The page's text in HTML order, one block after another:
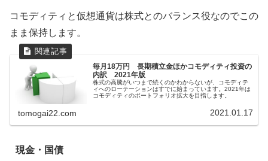
コモディティと仮想通貨は株式とのバランス役なのでこの
まま保持します。
毎月18万円 長期積立金ほかコモディティ投資の
内訳 2021年版
株式の高騰がいつまで続くのかわからないが、コモディテ
ィへのローテーションはすでに始まっています。2021年は
コモディティのポートフォリオ拡大を目指します。
tomogai22.com 2021.01.17
現金・国債